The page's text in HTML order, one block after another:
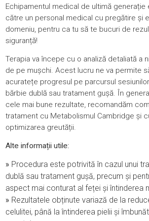
Echipamentul medical de ultimă
către un personal medical cu pregătire și
domeniu, pentru ca tu să te bucuri de
siguranță!
Terapia va începe cu o analiză detaliată a
de pe mușchi. Acest lucru ne va permite
acuratețe progresul pe parcursul
bărbie dublă sau tratament gușă. În
cele mai bune rezultate, recomandăm
tratament cu Metabolismul Cambridge și
optimizarea greutății.
Alte informații utile:
» Procedura este potrivită în cazul unui
dublă sau tratament gușă, precum și
aspect mai conturat al feței și întinderea
» Rezultatele obținute variază de la
celulitei, până la întinderea pielii și